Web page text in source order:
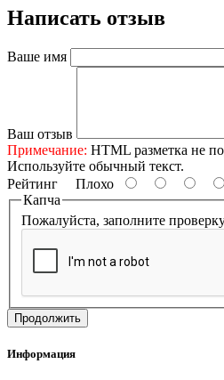
Написать отзыв
Ваше имя
Ваш отзыв
Примечание: HTML разметка не
Используйте обычный текст.
Рейтинг Плохо
Капча
Пожалуйста, заполните
Продолжить
Информация